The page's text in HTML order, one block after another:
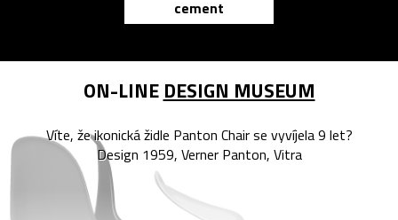
cement
ON-LINE DESIGN MUSEUM
Víte, že ikonická židle Panton Chair se vyvíjela 9 let?
Design 1959, Verner Panton, Vitra